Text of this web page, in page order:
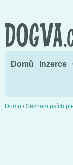
Domů Inzerce
Domů /Seznam psích